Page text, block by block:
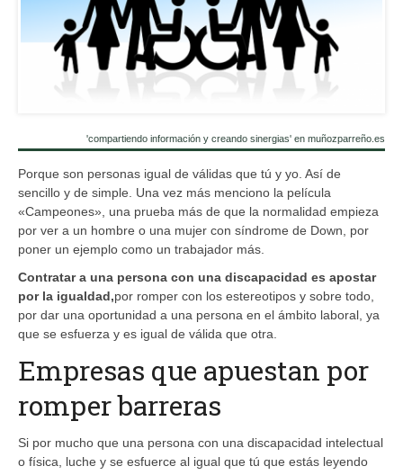
'compartiendo información y creando sinergias' en muñozparreño.es
Porque son personas igual de válidas que tú y yo. Así de
sencillo y de simple. Una vez más menciono la película
«Campeones», una prueba más de que la normalidad empieza
por ver a un hombre o una mujer con síndrome de Down, por
poner un ejemplo como un trabajador más.
Contratar a una persona con una discapacidad es apostar
por la igualdad,por romper con los estereotipos y sobre todo,
por dar una oportunidad a una persona en el ámbito laboral, ya
que se esfuerza y es igual de válida que otra.
Empresas que apuestan por
romper barreras
Si por mucho que una persona con una discapacidad intelectual
o física, luche y se esfuerce al igual que tú que estás leyendo